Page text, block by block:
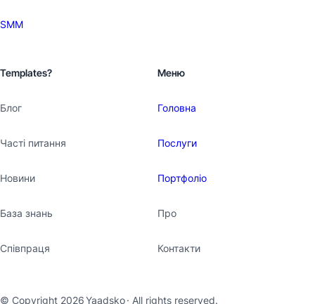
SMM
Templates?
Блог
Часті питання
Новини
База знань
Співпраця
Меню
Головна
Послуги
Портфоліо
Про
Контакти
© Copyright 2026Yaadsko· All rights reserved.